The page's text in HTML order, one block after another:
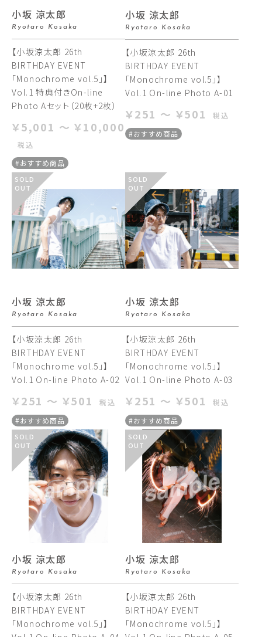
小坂 涼太郎
Ryotaro Kosaka
【小坂涼太郎 26th
BIRTHDAY EVENT
「Monochrome vol.5」】
Vol.1 特典付きOn-line
Photo Aセット（20枚+2枚）
￥5,001 ～ ￥10,000
税込
#おすすめ商品
小坂 涼太郎
Ryotaro Kosaka
【小坂涼太郎 26th
BIRTHDAY EVENT
「Monochrome vol.5」】
Vol.1 On-line Photo A-01
￥251 ～ ￥501
税込
#おすすめ商品
SOLD
OUT
小坂 涼太郎
Ryotaro Kosaka
【小坂涼太郎 26th
BIRTHDAY EVENT
「Monochrome vol.5」】
Vol.1 On-line Photo A-02
￥251 ～ ￥501
税込
#おすすめ商品
SOLD
OUT
小坂 涼太郎
Ryotaro Kosaka
【小坂涼太郎 26th
BIRTHDAY EVENT
「Monochrome vol.5」】
Vol.1 On-line Photo A-03
￥251 ～ ￥501
税込
#おすすめ商品
SOLD
OUT
小坂 涼太郎
Ryotaro Kosaka
【小坂涼太郎 26th
BIRTHDAY EVENT
「Monochrome vol.5」】
SOLD
OUT
小坂 涼太郎
Ryotaro Kosaka
【小坂涼太郎 26th
BIRTHDAY EVENT
「Monochrome vol.5」】